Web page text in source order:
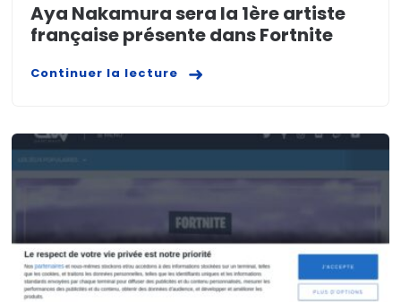
Aya Nakamura sera la 1ère artiste
française présente dans Fortnite
Continuer la lecture